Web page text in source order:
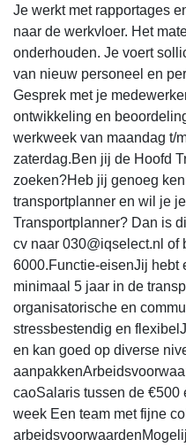
Je werkt met rapportages
naar de werkvloer. Het
onderhouden. Je voert
van nieuw personeel en
Gesprek met je
ontwikkeling en
werkweek van maandag t/
zaterdag.Ben jij de Hoofd
zoeken?Heb jij genoeg
transportplanner en wil je
Transportplanner? Dan is
cv naar 030@iqselect.nl of
6000.Functie-eisenJij hebt
minimaal 5 jaar in de
organisatorische en
stressbestendig en
en kan goed op diverse
caoSalaris tussen de
week Een team met fijne